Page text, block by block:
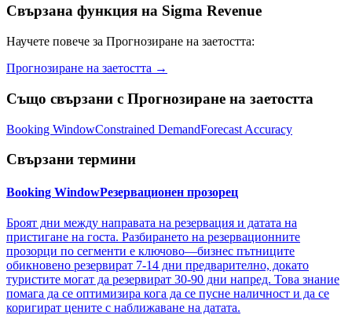
Свързана функция на Sigma Revenue
Научете повече за Прогнозиране на заетостта:
Прогнозиране на заетостта →
Също свързани с Прогнозиране на заетостта
Booking WindowConstrained DemandForecast Accuracy
Свързани термини
Booking WindowРезервационен прозорец
Броят дни между направата на резервация и датата на
пристигане на госта. Разбирането на резервационните
прозорци по сегменти е ключово—бизнес пътниците
обикновено резервират 7-14 дни предварително, докато
туристите могат да резервират 30-90 дни напред. Това знание
помага да се оптимизира кога да се пусне наличност и да се
коригират цените с наближаване на датата.